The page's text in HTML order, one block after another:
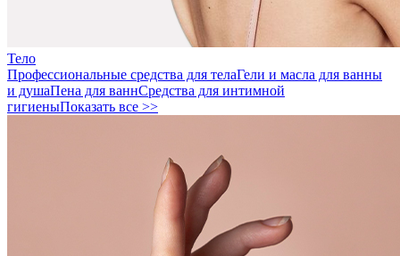
Тело
Профессиональные средства для телаГели и масла для ванны
и душаПена для ваннСредства для интимной
гигиеныПоказать все >>